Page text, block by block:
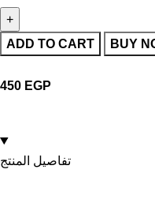
ADD TO CART BUY
450 EGP
تفاصيل المنتج